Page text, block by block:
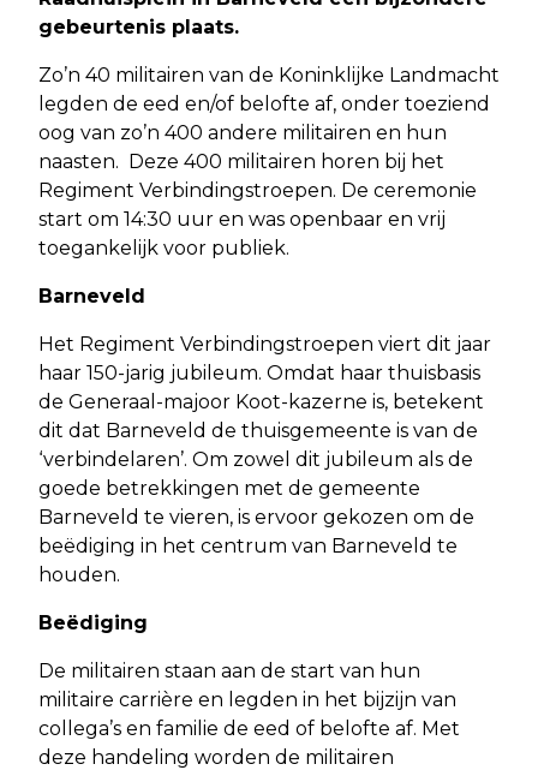
gebeurtenis plaats.
Zo’n 40 militairen van de Koninklijke Landmacht
legden de eed en/of belofte af, onder toeziend
oog van zo’n 400 andere militairen en hun
naasten. Deze 400 militairen horen bij het
Regiment Verbindingstroepen. De ceremonie
start om 14:30 uur en was openbaar en vrij
toegankelijk voor publiek.
Barneveld
Het Regiment Verbindingstroepen viert dit jaar
haar 150-jarig jubileum. Omdat haar thuisbasis
de Generaal-majoor Koot-kazerne is, betekent
dit dat Barneveld de thuisgemeente is van de
‘verbindelaren’. Om zowel dit jubileum als de
goede betrekkingen met de gemeente
Barneveld te vieren, is ervoor gekozen om de
beëdiging in het centrum van Barneveld te
houden.
Beëdiging
De militairen staan aan de start van hun
militaire carrière en legden in het bijzijn van
collega’s en familie de eed of belofte af. Met
deze handeling worden de militairen